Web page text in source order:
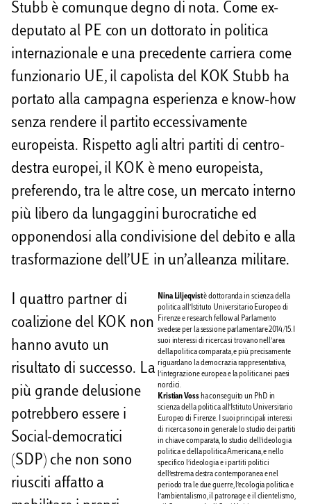
Stubb è comunque degno di nota. Come ex-
deputato al PE con un dottorato in politica
internazionale e una precedente carriera come
funzionario UE, il capolista del KOK Stubb ha
portato alla campagna esperienza e know-how
senza rendere il partito eccessivamente
europeista. Rispetto agli altri partiti di centro-
destra europei, il KOK è meno europeista,
preferendo, tra le altre cose, un mercato interno
più libero da lungaggini burocratiche ed
opponendosi alla condivisione del debito e alla
trasformazione dell’UE in un’alleanza militare.
Nina Liljeqvistè dottoranda in scienza della
politica all’Istituto Universitario Europeo di
Firenze e research fellow al Parlamento
svedese per la sessione parlamentare 2014/15. I
suoi interessi di ricerca si trovano nell’area
della politica comparata, e più precisamente
riguardano la democrazia rappresentativa,
l’integrazione europea e la politica nei paesi
nordici.
KristianVossha conseguito un PhD in
scienza della politica all’Istituto Universitario
Europeo di Firenze. I suoi principali interessi
di ricerca sono in generale lo studio dei partiti
in chiave comparata, lo studio dell’ideologia
politica e della politica Americana, e nello
specifico l’ideologia e i partiti politici
dell’estrema destra contemporanea e nel
periodo tra le due guerre, l’ecologia politica e
l’ambientalismo, il patronage e il clientelismo,
I quattro partner di
coalizione del KOK non
hanno avuto un
risultato di successo. La
più grande delusione
potrebbero essere i
Social-democratici
(SDP) che non sono
riusciti affatto a